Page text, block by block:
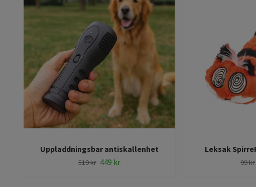
Uppladdningsbar antiskallenhet
519 kr 449 kr
Leksak
99 kr